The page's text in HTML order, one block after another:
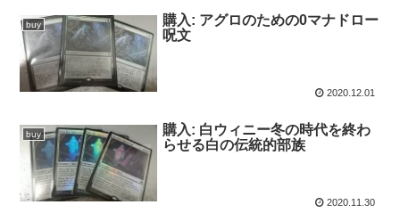
buy
購入: アグロのための0マナドロー
呪文
2020.12.01
buy
購入: 白ウィニー冬の時代を終わ
らせる白の伝統的部族
2020.11.30